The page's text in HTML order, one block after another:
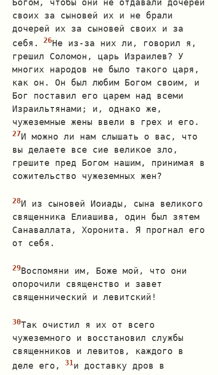
Богом, чтобы они не отдавали дочерей
своих за сыновей их и не брали
дочерей их за сыновей своих и за
себя.
Не из‐за них ли, говорил я,
грешил Соломон, царь Израилев? У
многих народов не было такого царя,
как он. Он был любим Богом своим, и
Бог поставил его царем над всеми
Израильтянами; и, однако же,
чужеземные жены ввели в грех и его.
И можно ли нам слышать о вас, что
вы делаете все сие великое зло,
грешите пред Богом нашим, принимая в
сожительство чужеземных жен?
И из сыновей Иоиады, сына великого
священника Елиашива, один был зятем
Санаваллата, Хоронита. Я прогнал его
от себя.
Воспомяни им, Боже мой, что они
опорочили священство и завет
священнический и левитский!
Так очистил я их от всего
чужеземного и восстановил службы
священников и левитов, каждого в
деле его,
и доставку дров в